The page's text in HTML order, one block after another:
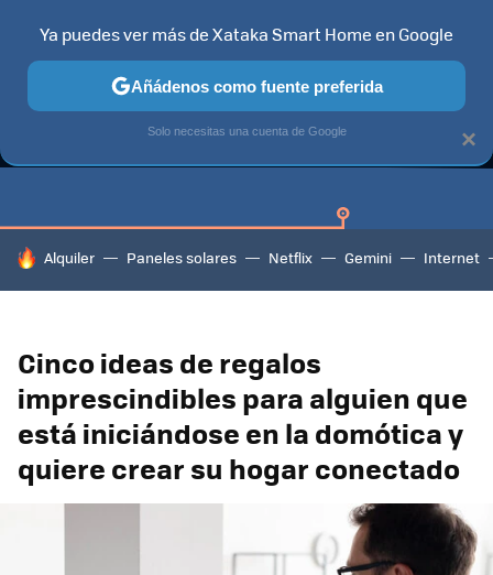
GUÍAS DE COMPRA CAZANDO GANGAS OFERTAS EN
HOY SE HABLA DE
Alquiler Paneles solares Netflix Gemini Internet
Cinco ideas de regalos
imprescindibles para alguien que
está iniciándose en la domótica y
quiere crear su hogar conectado
×
Ya puedes ver más de Xataka Smart Home en Google
Añádenos como fuente preferida
Solo necesitas una cuenta de Google